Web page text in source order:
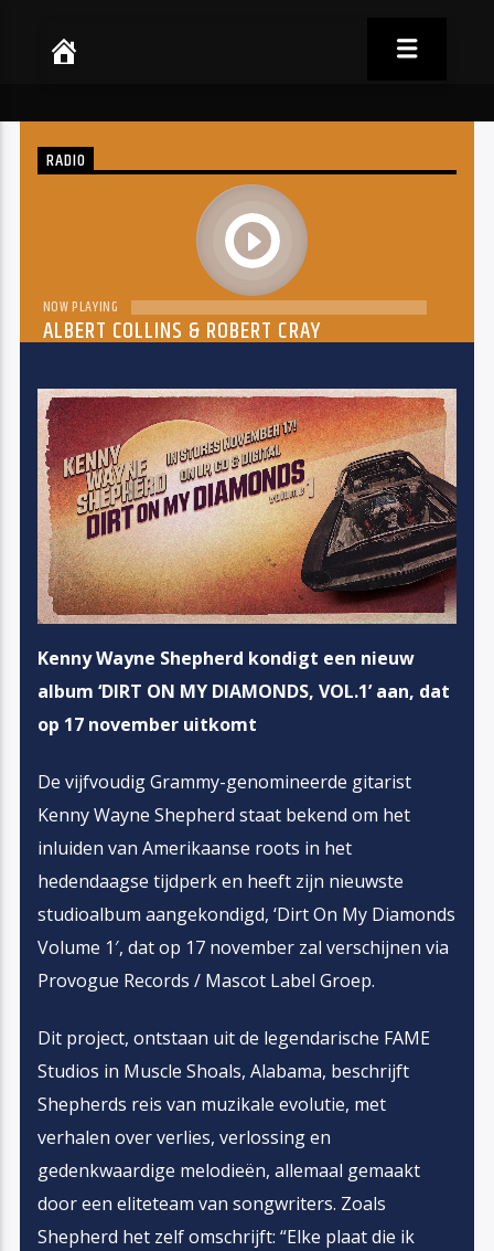
RADIO
play
NOW PLAYING
ALBERT COLLINS & ROBERT CRAY
Kenny Wayne Shepherd kondigt een nieuw
album ‘DIRT ON MY DIAMONDS, VOL.1’ aan, dat
op 17 november uitkomt
De vijfvoudig Grammy-genomineerde gitarist
Kenny Wayne Shepherd staat bekend om het
inluiden van Amerikaanse roots in het
hedendaagse tijdperk en heeft zijn nieuwste
studioalbum aangekondigd, ‘Dirt On My Diamonds
Volume 1′, dat op 17 november zal verschijnen via
Provogue Records / Mascot Label Groep.
Dit project, ontstaan uit de legendarische FAME
Studios in Muscle Shoals, Alabama, beschrijft
Shepherds reis van muzikale evolutie, met
verhalen over verlies, verlossing en
gedenkwaardige melodieën, allemaal gemaakt
door een eliteteam van songwriters. Zoals
Shepherd het zelf omschrijft: “Elke plaat die ik